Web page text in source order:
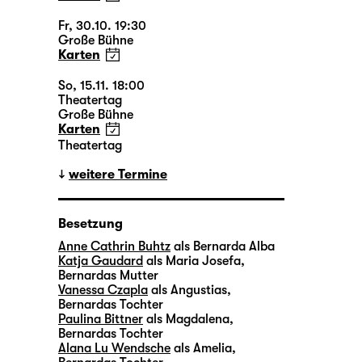
Fr, 30.10. 19:30
Große Bühne
Karten
So, 15.11. 18:00
Theatertag
Große Bühne
Karten
Theatertag
weitere Termine
Besetzung
Anne Cathrin Buhtz als Bernarda Alba
Katja Gaudard als Maria Josefa,
Bernardas Mutter
Vanessa Czapla als Angustias,
Bernardas Tochter
Paulina Bittner als Magdalena,
Bernardas Tochter
Alana Lu Wendsche als Amelia,